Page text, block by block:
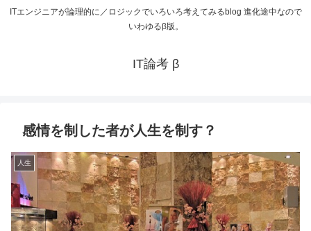
ITエンジニアが論理的に／ロジックでいろいろ考えてみるblog 進化途中なので
いわゆるβ版。
IT論考 β
感情を制した者が人生を制す？
人生